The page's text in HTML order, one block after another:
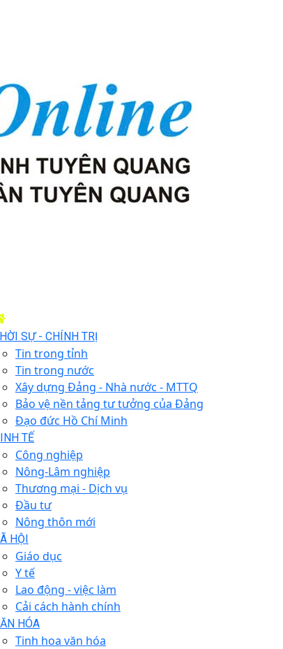
SỰ - CHÍNH TRỊ
Tin trong tỉnh
Tin trong nước
Xây dựng Đảng - Nhà nước - MTTQ
Bảo vệ nền tảng tư tưởng của Đảng
Đạo đức Hồ Chí Minh
TẾ
Công nghiệp
Nông-Lâm nghiệp
Thương mại - Dịch vụ
Đầu tư
Nông thôn mới
HỘI
Giáo dục
Y tế
Lao động - việc làm
Cải cách hành chính
HÓA
Tinh hoa văn hóa